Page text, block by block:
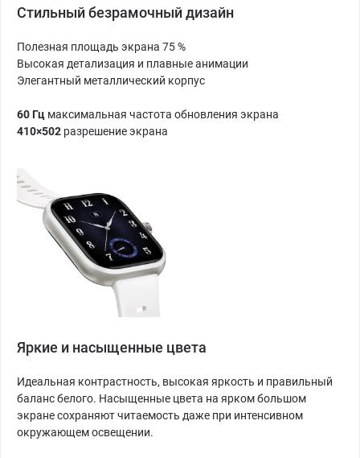
Стильный безрамочный дизайн
Полезная площадь экрана 75 %
Высокая детализация и плавные анимации
Элегантный металлический корпус
60 Гц максимальная частота обновления экрана
410×502 разрешение экрана
Яркие и насыщенные цвета
Идеальная контрастность, высокая яркость и правильный
баланс белого. Насыщенные цвета на ярком большом
экране сохраняют читаемость даже при интенсивном
окружающем освещении.